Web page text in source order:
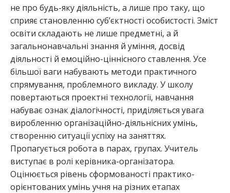
не про будь-яку діяльність, а лише про таку, що
сприяє становленню суб’єктності особистості. Зміст
освіти складають не лише предметні, а й
загальнонавчальні знання й уміння, досвід
діяльності й емоційно-ціннісного ставлення. Усе
більшої ваги набувають методи практичного
спрямування, проблемного викладу. У школу
повертаються проектні технології, навчання
набуває ознак діалогічності, приділяється увага
виробленню організаційно-діяльнісних умінь,
створенню ситуації успіху на заняттях.
Пропагується робота в парах, групах. Учитель
виступає в ролі керівника-організатора.
Оцінюється рівень сформованості практико-
орієнтованих умінь учня на різних етапах